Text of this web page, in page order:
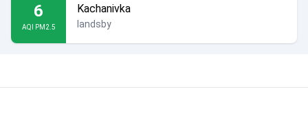
6
AQI PM2.5
Kachanivka
landsby